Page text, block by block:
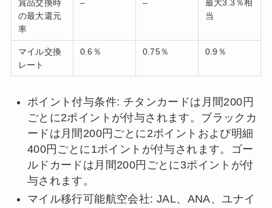
賞品交換時
の最大還元
率
– –
最大3.3％相
当
マイル交換
レート
0.6％ 0.75％ 0.9％
ポイント付与条件: チタンカードは月間200円
ごとに2ポイントが付与されます。ブラックカ
ードは月間200円ごとに2ポイントおよび明細
400円ごとに1ポイントが付与されます。ゴー
ルドカードは月間200円ごとに3ポイントが付
与されます。
マイル移行可能航空会社: JAL、ANA、ユナイ